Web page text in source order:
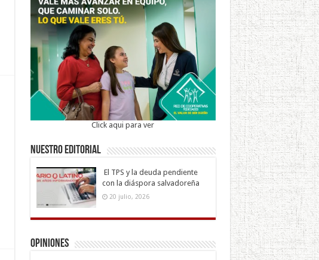
Click aqui para ver
Nuestro Editorial
El TPS y la deuda pendiente
con la diáspora salvadoreña
20 julio, 2026
Opiniones